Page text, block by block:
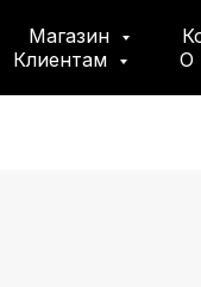
Магазин
Клиентам
О